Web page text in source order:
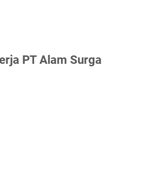
PT Alam Surga